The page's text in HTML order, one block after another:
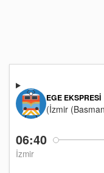
06:40
İzmir
EGE EKSPRESI
(İzmir